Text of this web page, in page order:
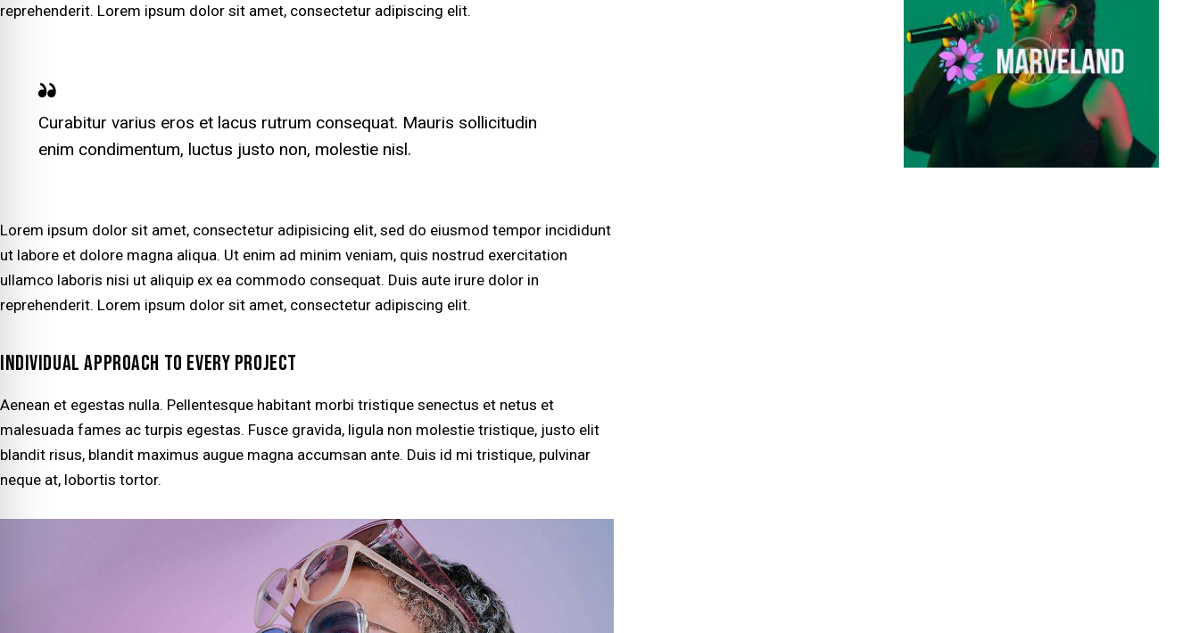
reprehenderit. Lorem ipsum dolor sit amet, consectetur adipiscing elit.
Curabitur varius eros et lacus rutrum consequat. Mauris sollicitudin
enim condimentum, luctus justo non, molestie nisl.
Lorem ipsum dolor sit amet, consectetur adipisicing elit, sed do eiusmod tempor incididunt
ut labore et dolore magna aliqua. Ut enim ad minim veniam, quis nostrud exercitation
ullamco laboris nisi ut aliquip ex ea commodo consequat. Duis aute irure dolor in
reprehenderit. Lorem ipsum dolor sit amet, consectetur adipiscing elit.
INDIVIDUAL APPROACH TO EVERY PROJECT
Aenean et egestas nulla. Pellentesque habitant morbi tristique senectus et netus et
malesuada fames ac turpis egestas. Fusce gravida, ligula non molestie tristique, justo elit
blandit risus, blandit maximus augue magna accumsan ante. Duis id mi tristique, pulvinar
neque at, lobortis tortor.